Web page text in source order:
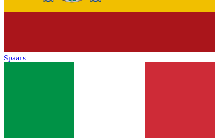
Spaans